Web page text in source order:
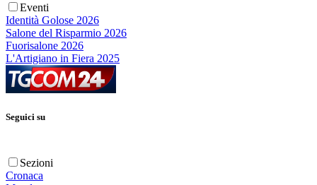
Eventi
Identità Golose 2026
Salone del Risparmio 2026
Fuorisalone 2026
L'Artigiano in Fiera 2025
Seguici su
Sezioni
Cronaca